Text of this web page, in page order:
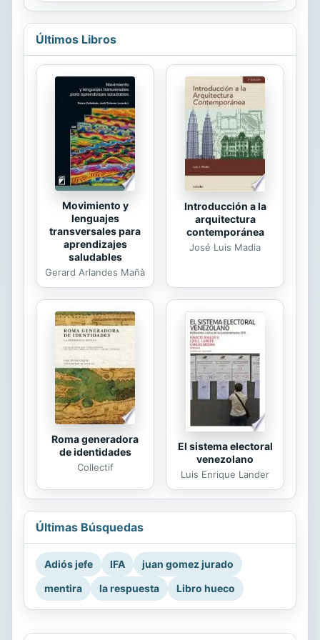
demasiado. Cualidad contradictoria
con su naturaleza, porque lo que
ocurre entre sus paredes forma
tiene que ver con magia o
esoterismo, sino con el estudio
minucioso de cada una de las
especialidades que configuran la UC,
contribuyendo al desarrollo de la
sociedad de Cantabria y al avance de
la ciencia.
Últimos Libros
Movimiento y
lenguajes
transversales para
aprendizajes
saludables
Gerard Arlandes Mañà
Introducción a la
arquitectura
contemporánea
José Luis Madia
Roma generadora
de identidades
Collectif
El sistema electoral
venezolano
Luis Enrique Lander
Últimas Búsquedas
Adiós jefe IFA
juan gomez jurado
mentira
la respuesta Libro hueco